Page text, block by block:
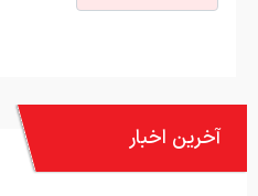
آخرین اخبار